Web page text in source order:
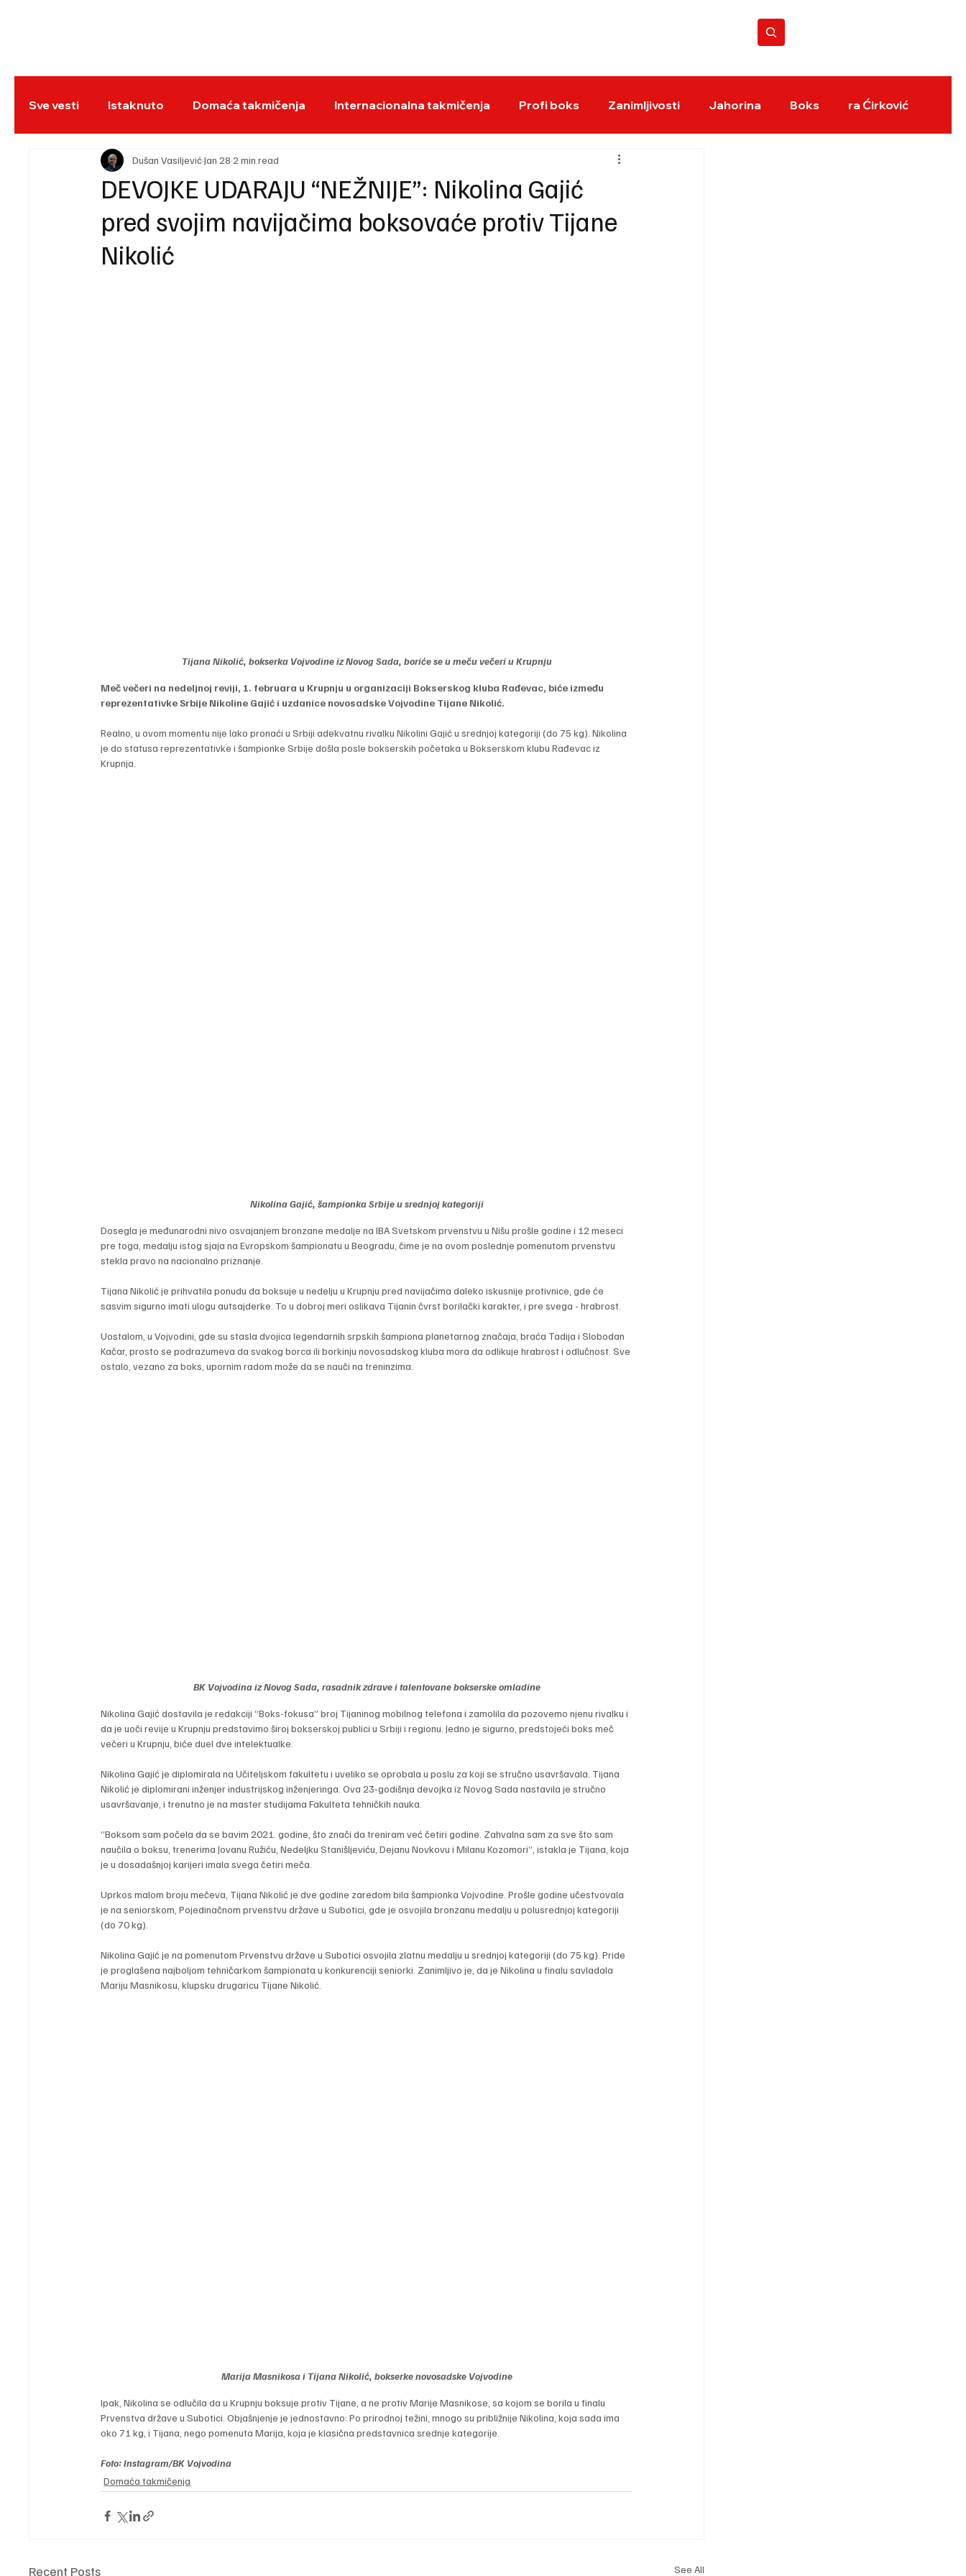
BOKS
REC
Sve vesti Istaknuto Domaća takmičenja Internacionalna takmičenja Profi boks Zanimljivosti Jahorina Boks ra Ćirković
DEVOJKE UDARAJU “NEŽNIJE”: Nikolina Gajić
pred svojim navijačima boksovaće protiv Tijane
Nikolić
Dušan VasiljevićJan 28 2 min read
Tijana Nikolić, bokserka Vojvodine iz Novog Sada, boriće se u meču večeri u Krupnju
Meč večeri na nedeljnoj reviji, 1. februara u Krupnju u organizaciji Bokserskog kluba Rađevac, biće između
reprezentativke Srbije Nikoline Gajić i uzdanice novosadske Vojvodine Tijane Nikolić.
Realno, u ovom momentu nije lako pronaći u Srbiji adekvatnu rivalku Nikolini Gajić u srednjoj kategoriji (do 75 kg). Nikolina
je do statusa reprezentativke i šampionke Srbije došla posle bokserskih početaka u Bokserskom klubu Rađevac iz
Krupnja.
Nikolina Gajić, šampionka Srbije u srednjoj kategoriji
Dosegla je međunarodni nivo osvajanjem bronzane medalje na IBA Svetskom prvenstvu u Nišu prošle godine i 12 meseci
pre toga, medalju istog sjaja na Evropskom šampionatu u Beogradu, čime je na ovom poslednje pomenutom prvenstvu
stekla pravo na nacionalno priznanje.
Tijana Nikolić je prihvatila ponudu da boksuje u nedelju u Krupnju pred navijačima daleko iskusnije protivnice, gde će
sasvim sigurno imati ulogu autsajderke. To u dobroj meri oslikava Tijanin čvrst borilački karakter, i pre svega - hrabrost.
Uostalom, u Vojvodini, gde su stasla dvojica legendarnih srpskih šampiona planetarnog značaja, braća Tadija i Slobodan
Kačar, prosto se podrazumeva da svakog borca ili borkinju novosadskog kluba mora da odlikuje hrabrost i odlučnost. Sve
ostalo, vezano za boks, upornim radom može da se nauči na treninzima.
BK Vojvodina iz Novog Sada, rasadnik zdrave i talentovane bokserske omladine
Nikolina Gajić dostavila je redakciji “Boks-fokusa” broj Tijaninog mobilnog telefona i zamolila da pozovemo njenu rivalku i
da je uoči revije u Krupnju predstavimo široj bokserskoj publici u Srbiji i regionu. Jedno je sigurno, predstojeći boks meč
večeri u Krupnju, biće duel dve intelektualke.
Nikolina Gajić je diplomirala na Učiteljskom fakultetu i uveliko se oprobala u poslu za koji se stručno usavršavala. Tijana
Nikolić je diplomirani inženjer industrijskog inženjeringa. Ova 23-godišnja devojka iz Novog Sada nastavila je stručno
usavršavanje, i trenutno je na master studijama Fakulteta tehničkih nauka.
“Boksom sam počela da se bavim 2021. godine, što znači da treniram već četiri godine. Zahvalna sam za sve što sam
naučila o boksu, trenerima Jovanu Ružiću, Nedeljku Stanišljeviću, Dejanu Novkovu i Milanu Kozomori”, istakla je Tijana, koja
je u dosadašnjoj karijeri imala svega četiri meča.
Uprkos malom broju mečeva, Tijana Nikolić je dve godine zaredom bila šampionka Vojvodine. Prošle godine učestvovala
je na seniorskom, Pojedinačnom prvenstvu države u Subotici, gde je osvojila bronzanu medalju u polusrednjoj kategoriji
(do 70 kg).
Nikolina Gajić je na pomenutom Prvenstvu države u Subotici osvojila zlatnu medalju u srednjoj kategoriji (do 75 kg). Pride
je proglašena najboljom tehničarkom šampionata u konkurenciji seniorki. Zanimljivo je, da je Nikolina u finalu savladala
Mariju Masnikosu, klupsku drugaricu Tijane Nikolić.
Marija Masnikosa i Tijana Nikolić, bokserke novosadske Vojvodine
Ipak, Nikolina se odlučila da u Krupnju boksuje protiv Tijane, a ne protiv Marije Masnikose, sa kojom se borila u finalu
Prvenstva države u Subotici. Objašnjenje je jednostavno: Po prirodnoj težini, mnogo su približnije Nikolina, koja sada ima
oko 71 kg, i Tijana, nego pomenuta Marija, koja je klasična predstavnica srednje kategorije.
Foto: Instagram/BK Vojvodina
Domaća takmičenja
Recent Posts See All